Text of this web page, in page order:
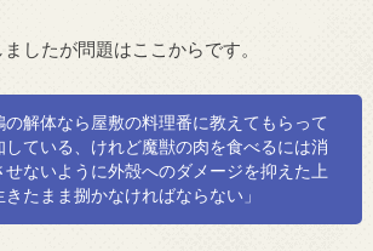
したが問題はここからです。
の解体なら屋敷の料理番に教えてもらって
している、けれど魔獣の肉を食べるには消
せないように外殻へのダメージを抑えた上
きたまま捌かなければならない」